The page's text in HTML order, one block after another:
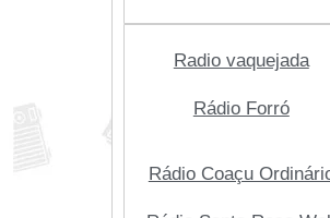
Radio vaquejada
Rádio Forró
Rádio Coaçu